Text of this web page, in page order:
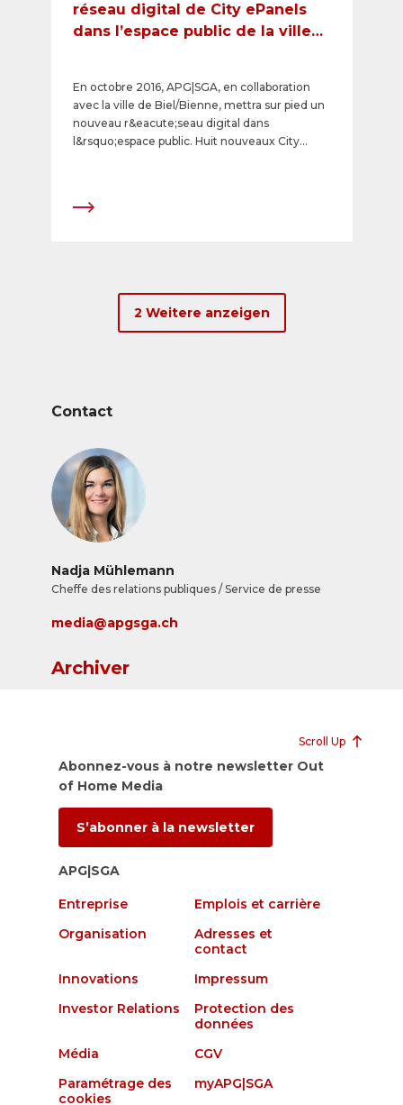
réseau digital de City ePanels
dans l’espace public de la ville
En octobre 2016, APG|SGA, en collaboration
avec la ville de Biel/Bienne, mettra sur pied un
nouveau r&eacute;seau digital dans
l&rsquo;espace public. Huit nouveaux City
de Suisse. Ils offrent des chances de contact
d&rsquo;affichage jusqu&rsquo;&agrave;
pr&eacute;sent analogique.
2 Weitere anzeigen
Contact
Nadja Mühlemann
Cheffe des relations publiques / Service de presse
media@apgsga.ch
Archiver
Scroll Up
Abonnez-vous à notre newsletter Out
of Home Media
S’abonner à la newsletter
APG|SGA
Entreprise
Emplois et carrière
Organisation
Adresses et
contact
Innovations
Impressum
Investor Relations
Protection des
données
Média
CGV
Paramétrage des
cookies
myAPG|SGA